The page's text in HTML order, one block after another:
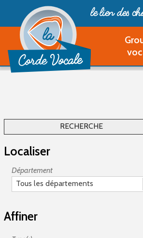
le lien des
RECHERCHE
Localiser
Département
Tous les départements
Affiner